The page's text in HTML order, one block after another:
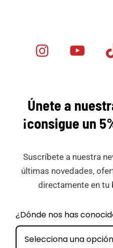
Minicar
Únete a
¡consigue un
Suscríbete a nuestra
últimas novedades,
directamente en tu
¿Dónde nos has
Selecciona una opción